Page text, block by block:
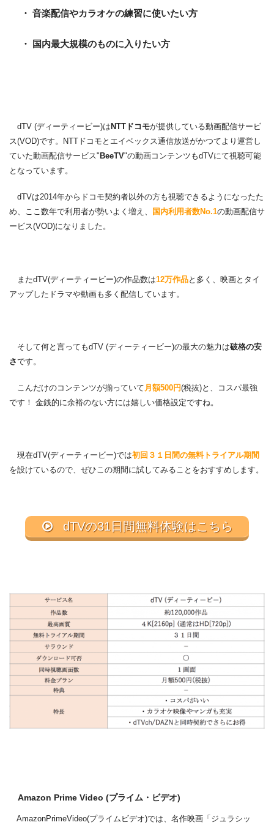
・ 音楽配信やカラオケの練習に使いたい方
・ 国内最大規模のものに入りたい方
dTV (ディーティービー)は NTTドコモが提供している動画配信サービ
ス(VOD)です。NTTドコモとエイベックス通信放送がかつてより運営し
ていた動画配信サービス" BeeTV"の動画コンテンツもdTVにて視聴可能
となっています。
dTVは2014年からドコモ契約者以外の方も視聴できるようになったた
め、ここ数年で利用者が勢いよく増え、
国内利用者数No.1の動画配信サ
ービス(VOD)になりました。
またdTV(ディーティービー)の作品数は12万作品と多く、映画とタイ
アップしたドラマや動画も多く配信しています。
そして何と言ってもdTV (ディーティービー)の最大の魅力は破格の安
さです。
こんだけのコンテンツが揃っていて月額500円(税抜)と、コスパ最強
です！ 金銭的に余裕のない方には嬉しい価格設定ですね。
現在dTV(ディーティービー)では初回３１日間の無料トライアル期間
を設けているので、ぜひこの期間に試してみることをおすすめします。
dTVの31日間無料体験はこちら
Amazon Prime Video (プライム・ビデオ)
AmazonPrimeVideo(プライムビデオ)では、名作映画「ジュラシッ